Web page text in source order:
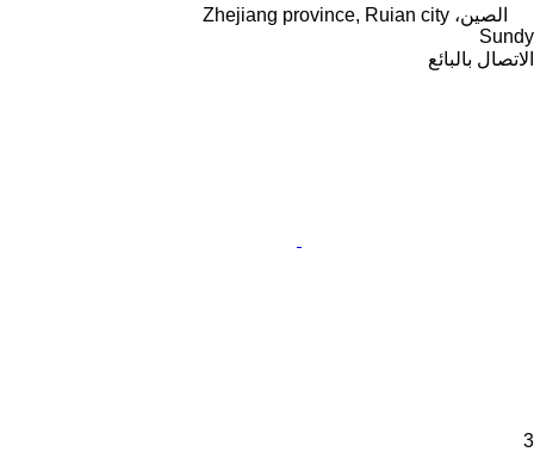
الصين، Zhejiang province, Ruian city
Sundy
الاتصال بالبائع
3